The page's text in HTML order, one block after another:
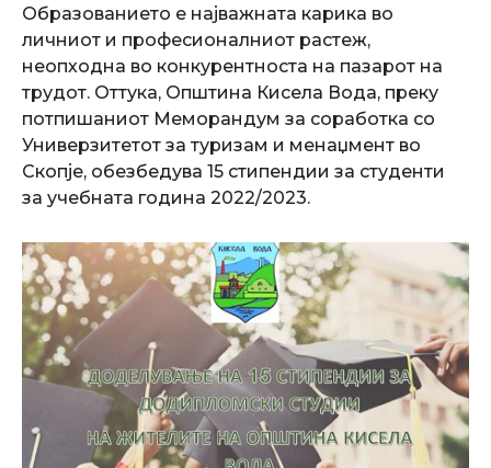
Образованието е најважната карика во
личниот и професионалниот растеж,
неопходна во конкурентноста на пазарот на
трудот. Оттука, Општина Кисела Вода, преку
потпишаниот Меморандум за соработка со
Универзитетот за туризам и менаџмент во
Скопје, обезбедува 15 стипендии за студенти
за учебната година 2022/2023.